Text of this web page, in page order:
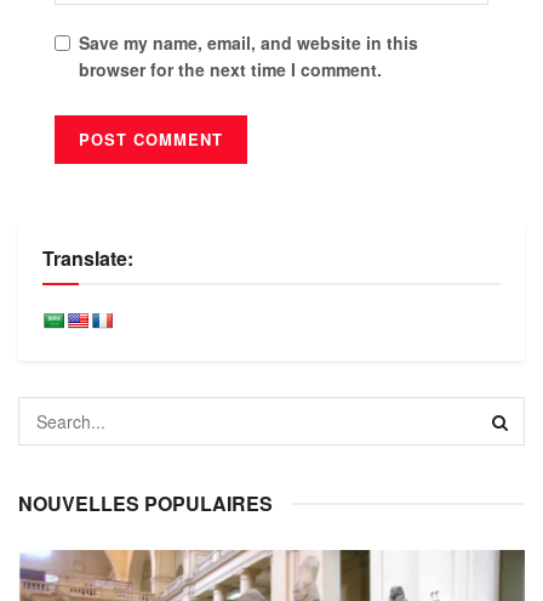
Save my name, email, and website in this
browser for the next time I comment.
Translate:
NOUVELLES POPULAIRES